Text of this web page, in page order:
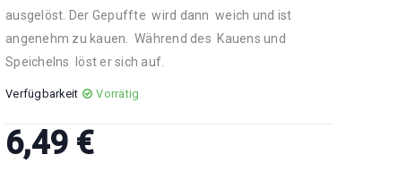
ausgelöst. Der Gepuffte wird dann weich und ist
angenehm zu kauen. Während des Kauens und
Speichelns löst er sich auf.
Verfügbarkeit Vorrätig
6,49 €